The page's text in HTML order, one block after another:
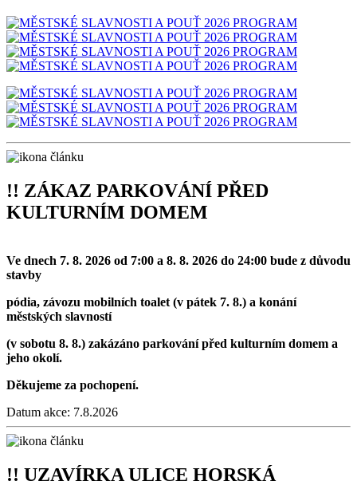
!! ZÁKAZ PARKOVÁNÍ PŘED
KULTURNÍM DOMEM
Ve dnech 7. 8. 2026 od 7:00 a 8. 8. 2026 do 24:00 bude z důvodu
stavby
pódia, závozu mobilních toalet (v pátek 7. 8.) a konání
městských slavností
(v sobotu 8. 8.) zakázáno parkování před kulturním domem a
jeho okolí.
Děkujeme za pochopení.
Datum akce: 7.8.2026
!! UZAVÍRKA ULICE HORSKÁ